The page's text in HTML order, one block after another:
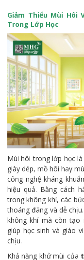
Giảm Thiểu Mùi Hôi
Trong Lớp Học
Mùi hôi trong lớp học
giày dép, mồ hôi hay
công nghệ kháng khuẩn
hiệu quả. Bằng cách
trong không khí, các
thoáng đãng và dễ
không khí mà còn
giúp học sinh và giáo
chịu.
Khả năng khử mùi của